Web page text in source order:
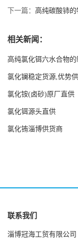
下一篇： 高纯碳酸铈
相关新闻：
高纯氯化铒六水合物
氯化镧稳定货源,优势
氯化铵(卤砂)原厂直供
氯化铒源头直供
氯化铕淄博供货商
联系我们
淄博冠海工贸有限公司